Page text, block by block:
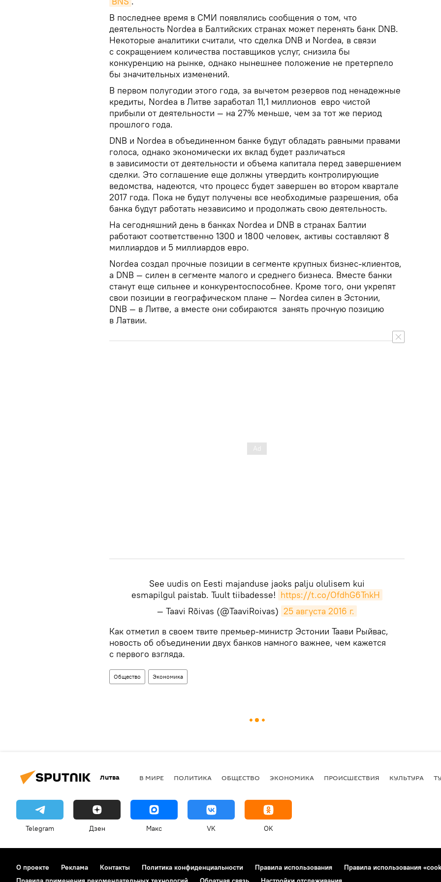
В последнее время в СМИ появлялись сообщения о том, что
деятельность Nordea в Балтийских странах может перенять банк DNB.
Некоторые аналитики считали, что сделка DNB и Nordea, в связи
с сокращением количества поставщиков услуг, снизила бы
конкуренцию на рынке, однако нынешнее положение не претерпело
бы значительных изменений.
В первом полугодии этого года, за вычетом резервов под ненадежные
кредиты, Nordea в Литве заработал 11,1 миллионов евро чистой
прибыли от деятельности — на 27% меньше, чем за тот же период
прошлого года.
DNB и Nordea в объединенном банке будут обладать равными правами
голоса, однако экономически их вклад будет различаться
в зависимости от деятельности и объема капитала перед завершением
сделки. Это соглашение еще должны утвердить контролирующие
ведомства, надеются, что процесс будет завершен во втором квартале
2017 года. Пока не будут получены все необходимые разрешения, оба
банка будут работать независимо и продолжать свою деятельность.
На сегодняшний день в банках Nordea и DNB в странах Балтии
работают соответственно 1300 и 1800 человек, активы составляют 8
миллиардов и 5 миллиардов евро.
Nordea создал прочные позиции в сегменте крупных бизнес-клиентов,
а DNB — силен в сегменте малого и среднего бизнеса. Вместе банки
станут еще сильнее и конкурентоспособнее. Кроме того, они укрепят
свои позиции в географическом плане — Nordea силен в Эстонии,
DNB — в Литве, а вместе они собираются занять прочную позицию
в Латвии.
See uudis on Eesti majanduse jaoks palju olulisem kui
esmapilgul paistab. Tuult tiibadesse! https://t.co/OfdhG6TnkH
— Taavi Rõivas (@TaaviRoivas) 25 августа 2016 г.
Как отметил в своем твите премьер-министр Эстонии Таави Рыйвас,
новость об объединении двух банков намного важнее, чем кажется
с первого взгляда.
Общество Экономика
Литва В МИРЕ ПОЛИТИКА ОБЩЕСТВО ЭКОНОМИКА ПРОИСШЕСТВИЯ КУЛЬТУРА
Telegram Дзен Макс VK OK
О проекте Реклама Контакты Политика конфиденциальности Правила использования
Правила использования